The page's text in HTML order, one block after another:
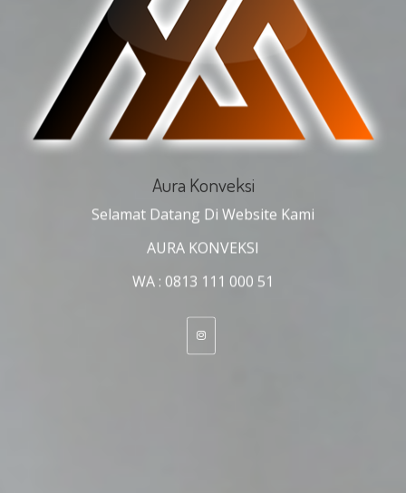
Aura Konveksi
Selamat Datang Di Website Kami
AURA KONVEKSI
WA : 0813 111 000 51